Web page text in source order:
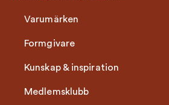
Varumärken
Formgivare
Kunskap & inspiration
Medlemsklubb